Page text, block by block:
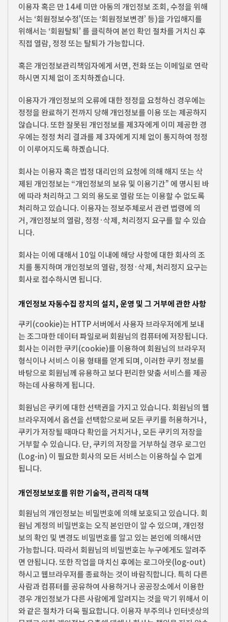
이용자 혹은 만 14세 미만 아동의 개인정보 조회, 수정을 위해
서는 ‘회원정보수정'(또는 ‘회원정보변경’ 등)을 가입해지를
위해서는 ‘회원탈퇴’ 를 클릭하여 본인 확인 절차를 거치신 후
직접 열람, 정정 또는 탈퇴가 가능합니다.
혹은 개인정보관리책임자에게 서면, 전화 또는 이메일로 연락
하시면 지체 없이 조치하겠습니다.
이용자가 개인정보의 오류에 대한 정정을 요청하신 경우에는
정정을 완료하기 전까지 당해 개인정보를 이용 또는 제공하지
않습니다. 또한 잘못된 개인정보를 제3자에게 이미 제공한 경
우에는 정정 처리 결과를 제 3자에게 지체 없이 통지하여 정정
이 이루어지도록 하겠습니다.
회사는 이용자 혹은 법정 대리인의 요청에 의해 해지 또는 삭
제된 개인정보는 “개인정보의 보유 및 이용기간” 에 명시된 바
에 따라 처리하고 그 외의 용도로 열람 또는 이용할 수 없도록
처리하고 있습니다. 이용자는 정보주체로서 관련 법령에 의
거, 개인정보의 열람, 정정·삭제, 처리정지 요구를 할 수 있습
니다.
회사는 이에 대해서 10일 이내에 해당 사항에 대한 회사의 조
치를 통지하며 개인정보의 열람, 정정·삭제, 처리정지 요구는
회사로 접수하시면 됩니다.
개인정보 자동수집 장치의 설치, 운영 및 그 거부에 관한 사항
쿠키(cookie)는 HTTP 서버에서 사용자 브라우저에게 보내
는 조그마한 데이터 파일로써 회원님의 컴퓨터에 저장됩니다.
회사는 이러한 쿠키(cookie)를 이용하여 회원님의 브라우저
형식이나 서비스 이용 형태를 얻게 되며, 이러한 쿠키 정보를
바탕으로 회원님께 유용하고 보다 편리한 맞춤 서비스를 제공
하는데 사용하게 됩니다.
회원님은 쿠키에 대한 선택권을 가지고 있습니다. 회원님의 웹
브라우저에서 옵션을 선택함으로써 모든 쿠키를 허용하거나,
쿠키가 저장될 때마다 확인을 거치거나, 모든 쿠키의 저장을
거부할 수 있습니다. 단, 쿠키의 저장을 거부하실 경우 로그인
(Log-in) 이 필요한 회사의 모든 서비스는 이용하실 수 없게
됩니다.
개인정보보호를 위한 기술적, 관리적 대책
회원님의 개인정보는 비밀번호에 의해 보호되고 있습니다. 회
원님 계정의 비밀번호는 오직 본인만이 알 수 있으며, 개인정
보의 확인 및 변경도 비밀번호를 알고 있는 본인에 의해서만
가능합니다. 따라서 회원님의 비밀번호는 누구에게도 알려주
면 안됩니다. 또한 작업을 마치신 후에는 로그아웃(log-out)
하시고 웹브라우저를 종료하는 것이 바람직합니다. 특히 다른
사람과 컴퓨터를 공유하여 사용하거나 공공장소에서 이용한
경우 개인정보가 다른 사람에게 알려지는 것을 막기 위해서 이
와 같은 절차가 더욱 필요합니다. 이용자 부주의나 인터넷상의